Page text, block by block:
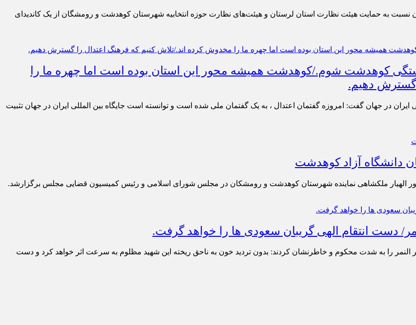
نسبت به حمایت هیئت نظارت استان لرستان و هیئت‌های نظارت حوزه انتخابیه شهرستان کوهدشت و رومشگان از یک کاندیدای
کوهدشت شوم./کوهدشت همیشه محور این استان بوده است اما چهره ما را
گسترش دهیم.
ایران در جهان گفت: امروزه گفتمان اعتدال ، به یک گفتمان ملی شده است و توانسته است جایگاه بین المللی ایران در جهان تثبیت
دانشگاه آزاد کوهدشت
الهیار ملکشاهی نماینده شهرستان کوهدشت و رومشکان در مجلس شورای اسلامی و رئیس کمیسیون قضایی مجلس برگزارشد.
دست انتقام الهی گریبان سعودی ها را خواهد گرفت.
را به شدت محکوم و خاطرنشان کردند: بدون تردید خون به ناحق ریخته این شهید مظلوم به سرعت اثر خواهد کرد و دست